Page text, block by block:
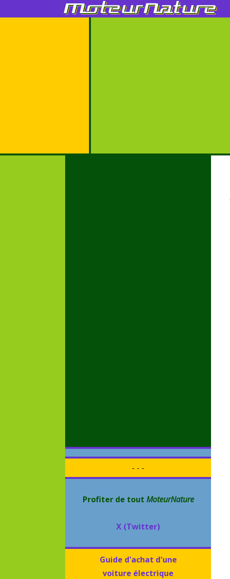
- - -
Profiter de tout MoteurNature
X (Twitter)
Guide d'achat d'une
voiture électrique